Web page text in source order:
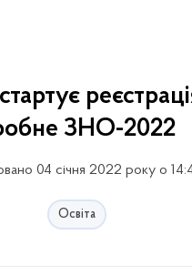
ЗНО-2022
04 січня 2022 року о
Освіта